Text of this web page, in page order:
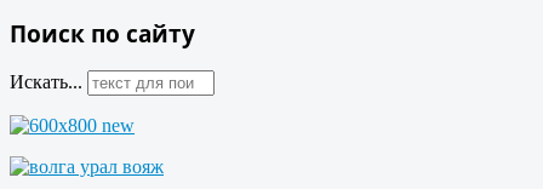
Поиск по сайту
Искать...